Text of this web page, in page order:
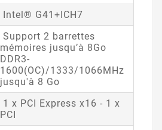
Intel® G41+ICH7
Support 2 barrettes
mémoires jusqu’à 8Go
DDR3-
1600(OC)/1333/1066MHz
jusqu'à 8 Go
1 x PCI Express x16 - 1 x
PCI